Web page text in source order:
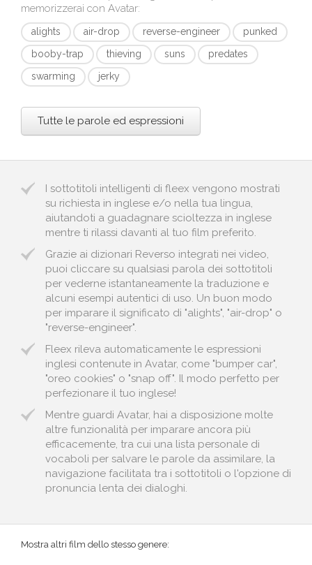
memorizzerai con Avatar:
alights air-drop reverse-engineer
punked
booby-trap
thieving suns
predates
swarming
jerky
Tutte le parole ed espressioni
I sottotitoli intelligenti di fleex vengono mostrati
su richiesta in inglese e/o nella tua lingua,
aiutandoti a guadagnare scioltezza in inglese
mentre ti rilassi davanti al tuo film preferito.
Grazie ai dizionari Reverso integrati nei video,
puoi cliccare su qualsiasi parola dei sottotitoli
per vederne istantaneamente la traduzione e
alcuni esempi autentici di uso. Un buon modo
per imparare il significato di "alights", "air-drop" o
"reverse-engineer".
Fleex rileva automaticamente le espressioni
inglesi contenute in Avatar, come "bumper car",
"oreo cookies" o "snap off". Il modo perfetto per
perfezionare il tuo inglese!
Mentre guardi Avatar, hai a disposizione molte
altre funzionalità per imparare ancora più
efficacemente, tra cui una lista personale di
vocaboli per salvare le parole da assimilare, la
navigazione facilitata tra i sottotitoli o l'opzione di
pronuncia lenta dei dialoghi.
Mostra altri film dello stesso genere: